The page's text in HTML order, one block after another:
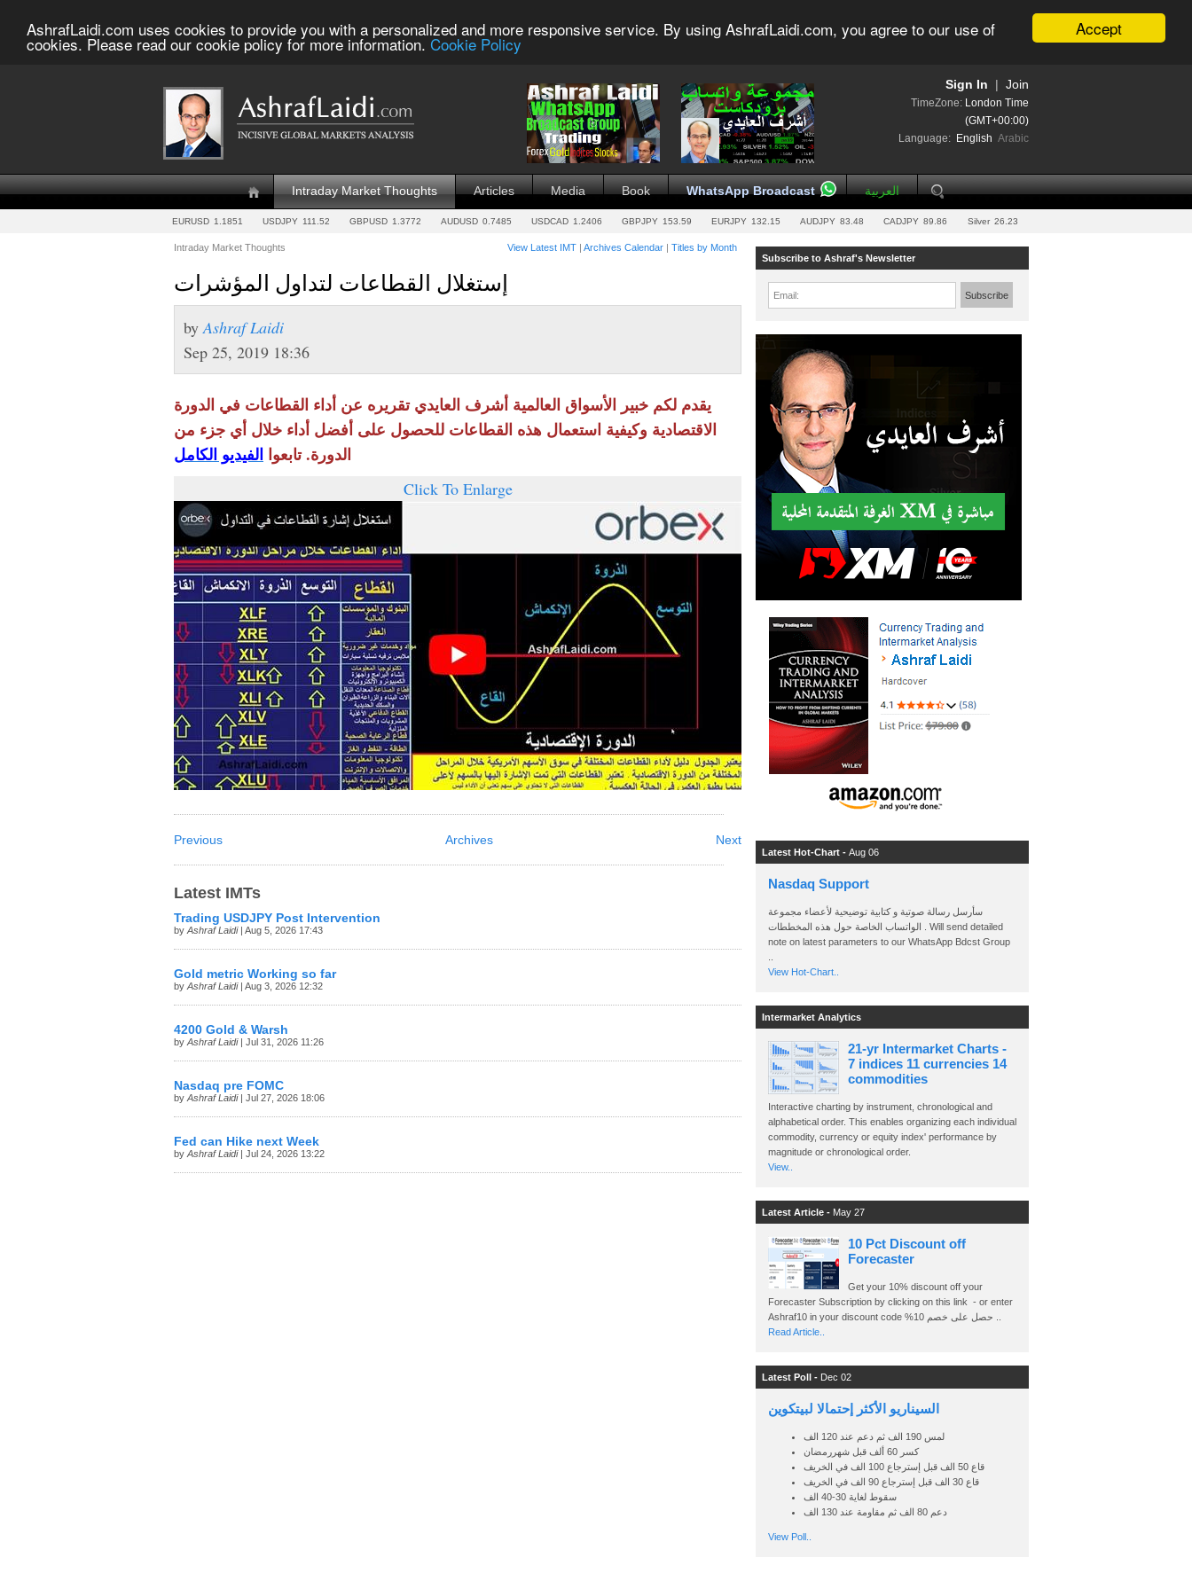
Accept
AshrafLaidi.com uses cookies to provide you with a personalized and more responsive service. By using AshrafLaidi.com, you agree to our use of
cookies. Please read our cookie policy for more information. Cookie Policy
Join
Sign In
TimeZone: London Time
(GMT+00:00)
Language: English Arabic
Intraday Market Thoughts Articles Media Book WhatsApp Broadcast العربية
EURUSD 1.1851 USDJPY 111.52 GBPUSD 1.3772 AUDUSD 0.7485 USDCAD 1.2406 GBPJPY 153.59 EURJPY 132.15 AUDJPY 83.48 CADJPY 89.86 Silver 26.23
Intraday Market Thoughts View Latest IMT | Archives Calendar | Titles by Month
إستغلال القطاعات لتداول المؤشرات
byAshraf Laidi
Sep 25, 2019 18:36
يقدم لكم خبير الأسواق العالمية أشرف العايدي تقريره عن أداء القطاعات في الدورة
الاقتصادية وكيفية استعمال هذه القطاعات للحصول على أفضل أداء خلال أي جزء من
الدورة. تابعوا الفيديو الكامل
Click To Enlarge
Previous Next
Archives
Latest IMTs
Trading USDJPY Post Intervention
by Ashraf Laidi| Aug 5, 2026 17:43
Gold metric Working so far
by Ashraf Laidi| Aug 3, 2026 12:32
4200 Gold & Warsh
by Ashraf Laidi| Jul 31, 2026 11:26
Nasdaq pre FOMC
by Ashraf Laidi| Jul 27, 2026 18:06
Fed can Hike next Week
by Ashraf Laidi| Jul 24, 2026 13:22
Subscribe to Ashraf's Newsletter
Email: Subscribe
Latest Hot-Chart - Aug 06
Nasdaq Support
سأرسل رسالة صوتية و كتابية توضيحية لأعضاء مجموعة
الواتساب الخاصة حول هذه المخططات . Will send detailed
note on latest parameters to our WhatsApp Bdcst Group
View Hot-Chart..
Intermarket Analytics
21-yr Intermarket Charts -
7 indices 11 currencies 14
commodities
Interactive charting by instrument, chronological and
alphabetical order. This enables organizing each individual
commodity, currency or equity index' performance by
magnitude or chronological order.
View..
Latest Article - May 27
10 Pct Discount off
Forecaster
Get your 10% discount off your
Forecaster Subscription by clicking on this link - or enter
Read Article..
Latest Poll - Dec 02
السيناريو الأكثر إحتمالا لبيتكوين
لمس 190 الف ثم دعم عند 120 الف
كسر 60 ألف قبل شهررمضان
قاع 50 الف قبل إسترجاع 100 الف في الخريف
قاع 30 الف قبل إسترجاع 90 الف في الخريف
سقوط لغاية 30-40 الف
دعم 80 الف ثم مقاومة عند 130 الف
View Poll..